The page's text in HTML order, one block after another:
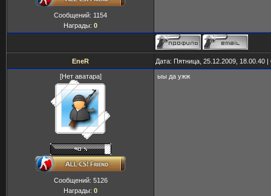
Сообщений: 1154
Награды: 0
EneR Дата: Пятница, 25.12.2009, 18.00.40
[Нет аватара]
Сообщений: 5126
Награды: 0
ыы да ужж